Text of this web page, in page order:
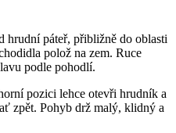
hrudní páteř, přibližně do oblasti
polož na zem. Ruce
podle pohodlí.
pozici lehce otevři hrudník a
zpět. Pohyb drž malý, klidný a